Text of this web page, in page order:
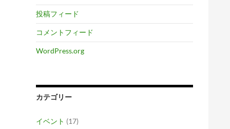
投稿フィード
コメントフィード
WordPress.org
カテゴリー
イベント (17)